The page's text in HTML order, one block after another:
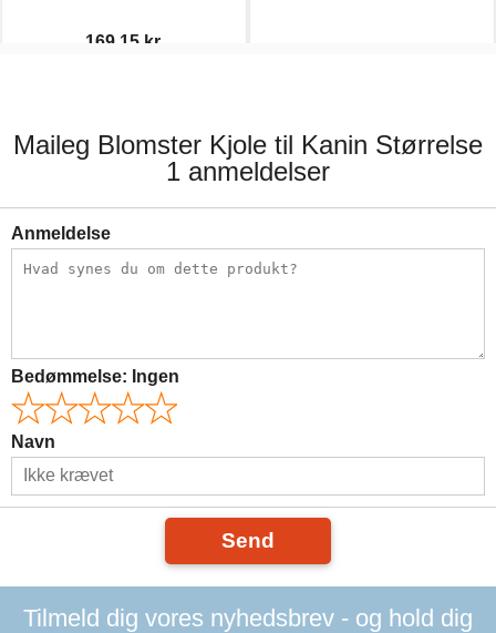
169,15 kr.
Maileg Blomster Kjole til Kanin Størrelse
1 anmeldelser
Anmeldelse
Bedømmelse: Ingen
Navn
Send
Tilmeld dig vores nyhedsbrev - og hold dig